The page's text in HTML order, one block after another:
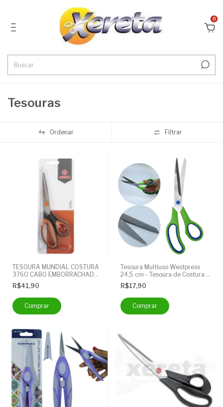
0
Tesouras
Ordenar Filtrar
TESOURA MUNDIAL COSTURA
3760 CABO EMBORRACHADO -
UNIDADE
R$41,90
Tesoura Multiuso Westpress
24,5 cm - Tesoura de Costura e
Artesanato com Lâminas
Precisas e Resistente
R$17,90